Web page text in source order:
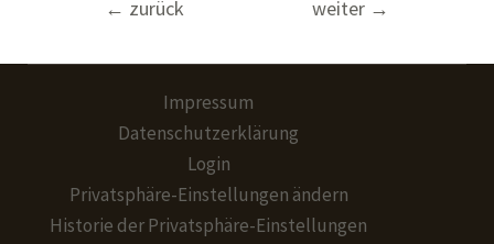
← zurück weiter →
Impressum
Datenschutzerklärung
Login
Privatsphäre-Einstellungen ändern
Historie der Privatsphäre-Einstellungen